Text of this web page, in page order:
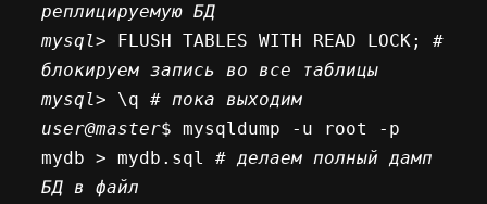
реплицируемую БД
mysql> FLUSH TABLES WITH READ LOCK; #
блокируем запись во все таблицы
mysql> \q # пока выходим
user@master$ mysqldump -u root -p
mydb > mydb.sql
# делаем полный дамп
БД в файл